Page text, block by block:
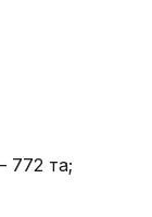
772 та;